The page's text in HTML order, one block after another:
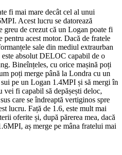
fi mai mare decât cel al unui
Acest lucru se datorează
greu de crezut că un Logan poate fi
pentru acest motor. Dacă de fratele
sale din mediul extraurban
absolut DELOC capabil de o
Bineînțeles, cu orice mașină poți
poți merge până la Londra cu un
pe un Logan 1.4MPI și să mergi în
vei fi capabil să depășești deloc,
care se îndreaptă vertiginos spre
lucru. Față de 1.6, este mult mai
oferite și, după părerea mea, dacă
aș merge pe mâna fratelui mai